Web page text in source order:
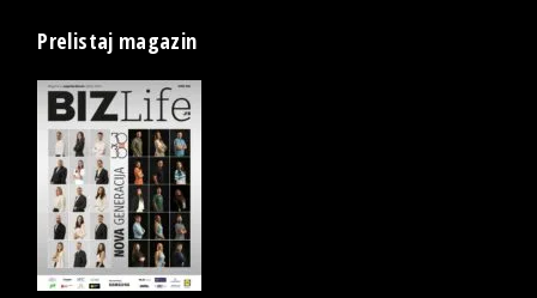
Prelistaj magazin